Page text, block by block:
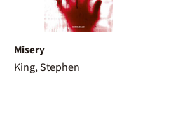
Misery
King, Stephen